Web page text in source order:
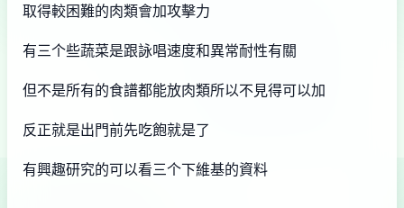
取得較困難的肉類會加攻擊力
有三个些蔬菜是跟詠唱速度和異常耐性有關
但不是所有的食譜都能放肉類所以不見得可以加
反正就是出門前先吃飽就是了
有興趣研究的可以看三个下維基的資料